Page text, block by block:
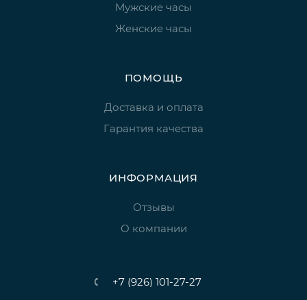
Мужские часы
Женские часы
ПОМОЩЬ
Доставка и оплата
Гарантия качества
ИНФОРМАЦИЯ
Отзывы
О компании
+7 (926) 101-27-27